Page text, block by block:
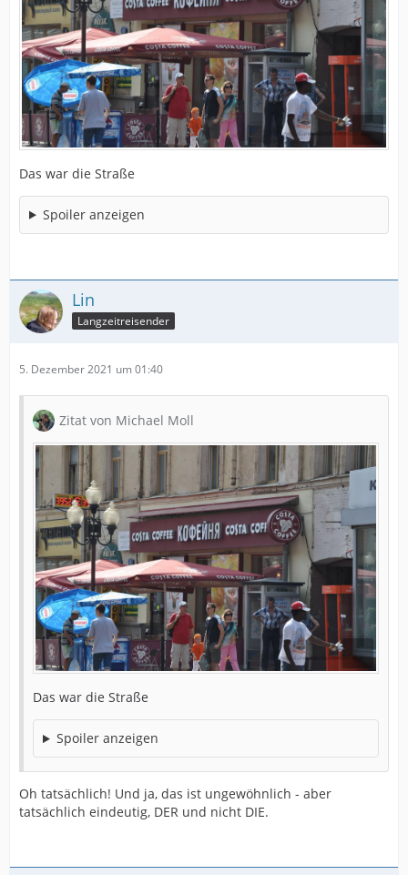
Das war die Straße
Spoiler anzeigen
Lin
Langzeitreisender
5. Dezember 2021 um 01:40
Zitat von Michael Moll
Das war die Straße
Spoiler anzeigen
Oh tatsächlich! Und ja, das ist ungewöhnlich - aber
tatsächlich eindeutig, DER und nicht DIE.